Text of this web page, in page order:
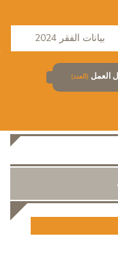
بيانات الفقر 2024
العمل (العدد)